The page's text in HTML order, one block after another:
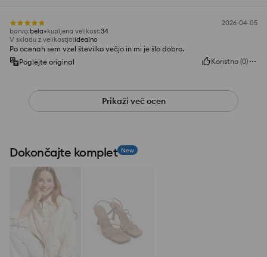
2026-04-05
barva:bela kupljena velikost:34
V skladu z velikostjo:idealno
Po ocenah sem vzel številko večjo in mi je šlo dobro.
Poglejte original
Koristno (0)
Prikaži več ocen
Dokončajte komplet New